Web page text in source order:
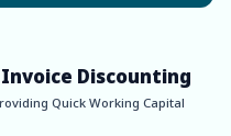
Discounting
Quick Working Capital